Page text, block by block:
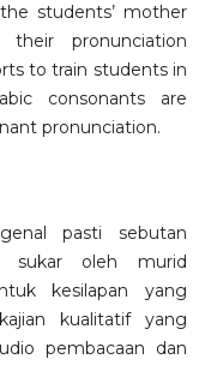
students’ mother
pronunciation
to train students in
consonants are
pronunciation.
pasti sebutan
sukar oleh murid
kesilapan yang
kualitatif yang
pembacaan dan